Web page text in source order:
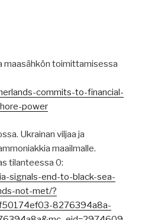
maasähkön toimittamisessa
commits-to-financial-
power
Ukrainan viljaa ja
maailmalle.
tilanteessa 0:
signals-end-to-black-sea-
not-met/?
8276394a8a-